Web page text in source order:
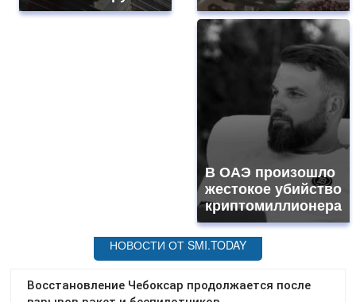
В ОАЭ произошло
жестокое убийство
криптомиллионера